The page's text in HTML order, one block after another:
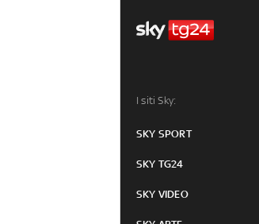
I siti Sky:
SKY SPORT
SKY TG24
SKY VIDEO